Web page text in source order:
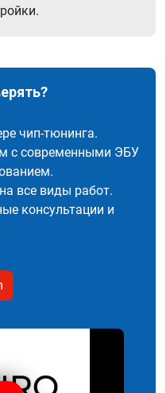
чип-тюнинга.
с современными ЭБУ
все виды работ.
консультации и